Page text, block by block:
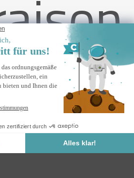
VADA en aluminium gris (RAL
M'ALERTER
stock de ce produit.